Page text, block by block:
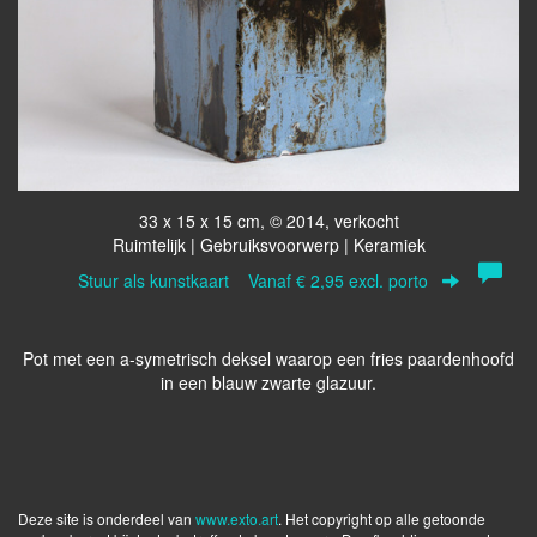
33 x 15 x 15 cm, © 2014, verkocht
Ruimtelijk | Gebruiksvoorwerp | Keramiek
Stuur als kunstkaart Vanaf € 2,95 excl. porto
Pot met een a-symetrisch deksel waarop een fries paardenhoofd
in een blauw zwarte glazuur.
Deze site is onderdeel van www.exto.art. Het copyright op alle getoonde